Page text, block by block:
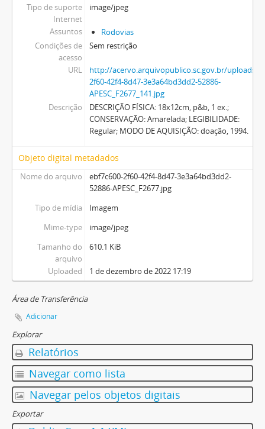
Tipo de suporte
Internet
image/jpeg
Assuntos
Rodovias
Condições de
acesso
Sem restrição
URL
http://acervo.arquivopublico.sc.gov.br/uploads/r/
2f60-42f4-8d47-3e3a64bd3dd2-52886-
APESC_F2677_141.jpg
Descrição
DESCRIÇÃO FÍSICA: 18x12cm, p&b, 1 ex.;
CONSERVAÇÃO: Amarelada; LEGIBILIDADE:
Regular; MODO DE AQUISIÇÃO: doação, 1994.
Objeto digital metadados
Nome do arquivo
ebf7c600-2f60-42f4-8d47-3e3a64bd3dd2-
52886-APESC_F2677.jpg
Tipo de mídia
Imagem
Mime-type
image/jpeg
Tamanho do
arquivo
610.1 KiB
Uploaded 1 de dezembro de 2022 17:19
Área de Transferência
Adicionar
Explorar
Relatórios
Navegar como lista
Navegar pelos objetos digitais
Exportar